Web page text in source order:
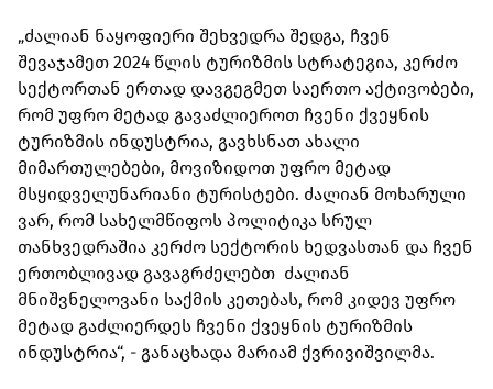
„ძალიან ნაყოფიერი შეხვედრა შედგა, ჩვენ
შევაჯამეთ 2024 წლის ტურიზმის სტრატეგია, კერძო
სექტორთან ერთად დავგეგმეთ საერთო აქტივობები,
რომ უფრო მეტად გავაძლიეროთ ჩვენი ქვეყნის
ტურიზმის ინდუსტრია, გავხსნათ ახალი
მიმართულებები, მოვიზიდოთ უფრო მეტად
მსყიდველუნარიანი ტურისტები. ძალიან მოხარული
ვარ, რომ სახელმწიფოს პოლიტიკა სრულ
თანხვედრაშია კერძო სექტორის ხედვასთან და ჩვენ
ერთობლივად გავაგრძელებთ ძალიან
მნიშვნელოვანი საქმის კეთებას, რომ კიდევ უფრო
მეტად გაძლიერდეს ჩვენი ქვეყნის ტურიზმის
ინდუსტრია“, - განაცხადა მარიამ ქვრივიშვილმა.